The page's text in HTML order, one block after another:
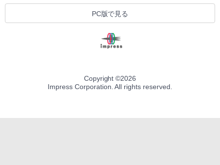
PC版で見る
Copyright ©2026
Impress Corporation. All rights reserved.